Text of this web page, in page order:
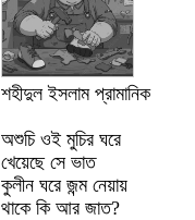
শহীদুল ইসলাম প্রামানিক
অশুচি ওই মুচির ঘরে
খেয়েছে সে ভাত
কুলীন ঘরে জন্ম নেয়ায়
থাকে কি আর জাত?